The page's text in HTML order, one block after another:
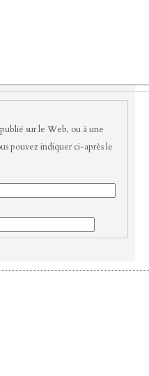
sur le Web, ou à une
pouvez indiquer ci-après le